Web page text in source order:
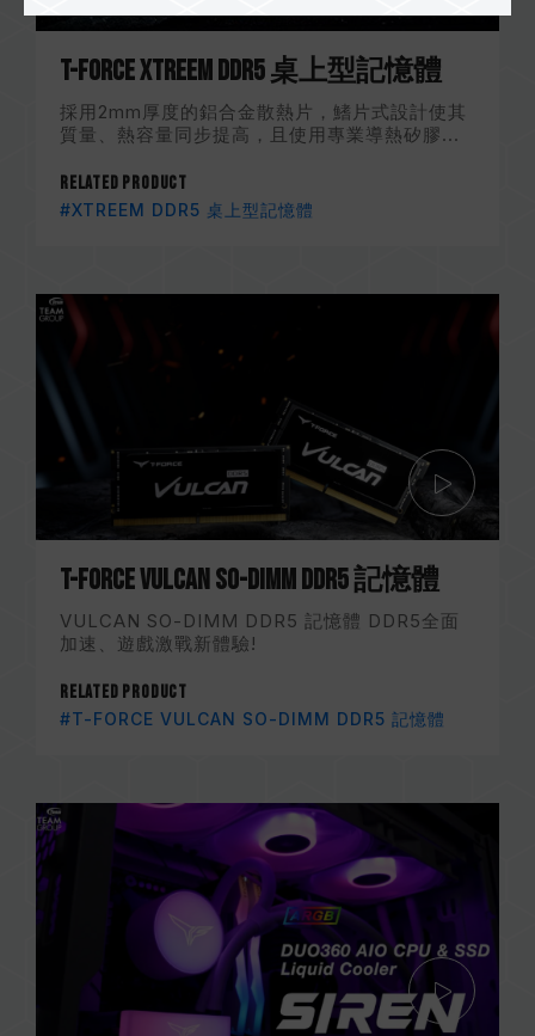
T-FORCE XTREEM DDR5 桌上型記憶體
採用2mm厚度的鋁合金散熱片，鰭片式設計使其
質量、熱容量同步提高，且使用專業導熱矽膠...
Related Product
#XTREEM DDR5 桌上型記憶體
T-FORCE VULCAN SO-DIMM DDR5 記憶體
VULCAN SO-DIMM DDR5 記憶體 DDR5全面
加速、遊戲激戰新體驗!
Related Product
#T-FORCE VULCAN SO-DIMM DDR5 記憶體